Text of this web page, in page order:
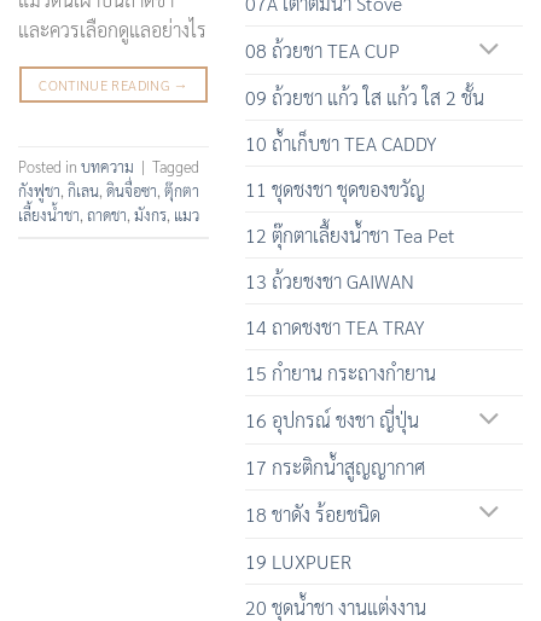
และควรเลือกดูแลอย่างไร
CONTINUE READING →
Posted in บทความ | Tagged
กังฟูชา, กิเลน, ดินจื่อซา, ตุ๊กตา
เลี้ยงน้ำชา, ถาดชา, มังกร, แมว
08 ถ้วยชา TEA CUP
09 ถ้วยชา แก้ว ใส แก้ว ใส 2 ชั้น
10 ถ้ำเก็บชา TEA CADDY
11 ชุดชงชา ชุดของขวัญ
12 ตุ๊กตาเลื้ยงน้ำชา Tea Pet
13 ถ้วยชงชา GAIWAN
14 ถาดชงชา TEA TRAY
15 กำยาน กระถางกำยาน
16 อุปกรณ์ ชงชา ญี่ปุ่น
17 กระติกน้ำสูญญากาศ
18 ชาดัง ร้อยชนิด
19 LUXPUER
20 ชุดน้ำชา งานแต่งงาน